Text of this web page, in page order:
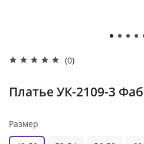
(0)
Платье УК-2109-3
Размер